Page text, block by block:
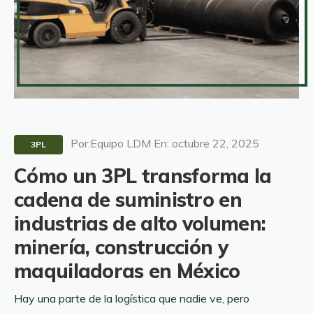
3PL Por:Equipo LDM En: octubre 22, 2025
Cómo un 3PL transforma la
cadena de suministro en
industrias de alto volumen:
minería, construcción y
maquiladoras en México
Hay una parte de la logística que nadie ve, pero